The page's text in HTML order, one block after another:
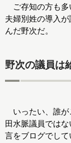
ご存知の方も多
夫婦別姓の導入
んだ野次だ。
野次の議員は
いったい、誰が
田水脈議員では
言をブログでして